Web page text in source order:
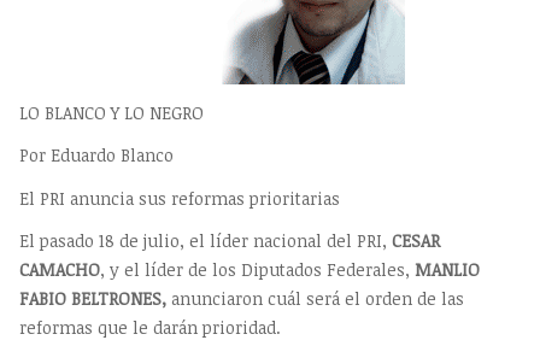
LO BLANCO Y LO NEGRO
Por Eduardo Blanco
El PRI anuncia sus reformas prioritarias
El pasado 18 de julio, el líder nacional del PRI, CESAR
CAMACHO, y el líder de los Diputados Federales, MANLIO
FABIO BELTRONES, anunciaron cuál será el orden de las
reformas que le darán prioridad.